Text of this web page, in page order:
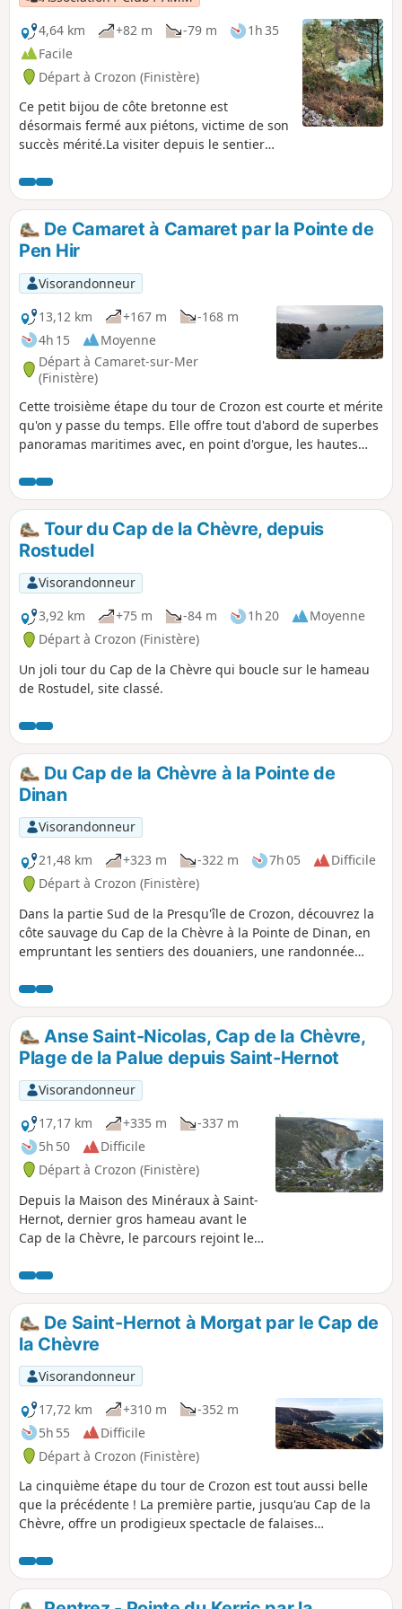
longe l'estran où l'Aulne rencontre la
Rivière du Faou avant de rejoindre la
mer.À voir aussi les ruines de l'ancienne
abbaye et son musée.
4,64 km
+82 m -79 m
1h 35
Facile
Départ à Crozon (Finistère)
Ce petit bijou de côte bretonne est
désormais fermé aux piétons, victime de son
succès mérité.La visiter depuis le sentier
petite balade.
De Camaret à Camaret par la Pointe de
Pen Hir
Visorandonneur
13,12 km
+167 m
-168 m
4h 15
Moyenne
Départ à Camaret-sur-Mer
(Finistère)
Cette troisième étape du tour de Crozon est courte et mérite
qu'on y passe du temps. Elle offre tout d'abord de superbes
panoramas maritimes avec, en point d'orgue, les hautes
patrimoine est également au rendez-vous : chapelle, Tour
Vauban et anciens ouvrages militaires, alignements de
menhirs, vestiges d'un manoir...
Tour du Cap de la Chèvre, depuis
Rostudel
Visorandonneur
3,92 km
+75 m -84 m 1h 20
Moyenne
Départ à Crozon (Finistère)
Un joli tour du Cap de la Chèvre qui boucle sur le hameau
de Rostudel, site classé.
Du Cap de la Chèvre à la Pointe de
Dinan
Visorandonneur
21,48 km
+323 m -322 m 7h 05
Difficile
Départ à Crozon (Finistère)
Dans la partie Sud de la Presqu'île de Crozon, découvrez la
côte sauvage du Cap de la Chèvre à la Pointe de Dinan, en
empruntant les sentiers des douaniers, une randonnée
Anse Saint-Nicolas, Cap de la Chèvre,
Plage de la Palue depuis Saint-Hernot
Visorandonneur
17,17 km
+335 m
-337 m
5h 50
Difficile
Départ à Crozon (Finistère)
Depuis la Maison des Minéraux à Saint-
Hernot, dernier gros hameau avant le
Cap de la Chèvre, le parcours rejoint le
surplombe la Baie de Douarnenez. Sur
ce parcours, petite incursion au hameau
de Rostudel, ancien village de
pêcheurs-paysans datant des XVII, XVIII
et IXXe siècles.La randonnée se poursuit
par le Cap de la Chèvre bien connu
avant de rejoindre la Plage de la Palue,
réputée pour son spot de surf.Touches
patrimoniales avec la Chapelle de Saint-
Hernot, le Dolmen de Kerdreux et le
Monument de l'Aéronavale au Cap de la
Chèvre.
De Saint-Hernot à Morgat par le Cap de
la Chèvre
Visorandonneur
17,72 km
+310 m
-352 m
5h 55
Difficile
Départ à Crozon (Finistère)
La cinquième étape du tour de Crozon est tout aussi belle
que la précédente ! La première partie, jusqu'au Cap de la
Chèvre, offre un prodigieux spectacle de falaises
montées et descentes, dans une ambiance presque
méditerranéenne, permet de bénéficier de superbes points
de vue sur la Baie de Douarnenez. Les amateurs de